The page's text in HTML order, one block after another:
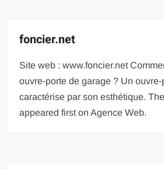
foncier.net
Site web : www.foncier.net
ouvre-porte de garage ? Un
caractérise par son esthétique.
appeared first on Agence Web.